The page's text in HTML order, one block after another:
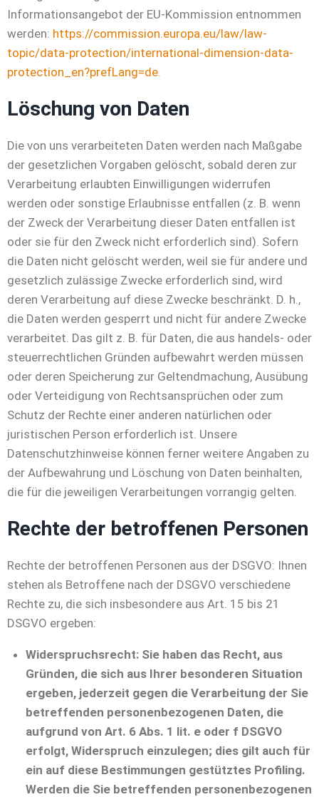
Informationsangebot der EU-Kommission entnommen
werden: https://commission.europa.eu/law/law-
topic/data-protection/international-dimension-data-
protection_en?prefLang=de.
Löschung von Daten
Die von uns verarbeiteten Daten werden nach Maßgabe
der gesetzlichen Vorgaben gelöscht, sobald deren zur
Verarbeitung erlaubten Einwilligungen widerrufen
werden oder sonstige Erlaubnisse entfallen (z. B. wenn
der Zweck der Verarbeitung dieser Daten entfallen ist
oder sie für den Zweck nicht erforderlich sind). Sofern
die Daten nicht gelöscht werden, weil sie für andere und
gesetzlich zulässige Zwecke erforderlich sind, wird
deren Verarbeitung auf diese Zwecke beschränkt. D. h.,
die Daten werden gesperrt und nicht für andere Zwecke
verarbeitet. Das gilt z. B. für Daten, die aus handels- oder
steuerrechtlichen Gründen aufbewahrt werden müssen
oder deren Speicherung zur Geltendmachung, Ausübung
oder Verteidigung von Rechtsansprüchen oder zum
Schutz der Rechte einer anderen natürlichen oder
juristischen Person erforderlich ist. Unsere
Datenschutzhinweise können ferner weitere Angaben zu
der Aufbewahrung und Löschung von Daten beinhalten,
die für die jeweiligen Verarbeitungen vorrangig gelten.
Rechte der betroffenen Personen
Rechte der betroffenen Personen aus der DSGVO: Ihnen
stehen als Betroffene nach der DSGVO verschiedene
Rechte zu, die sich insbesondere aus Art. 15 bis 21
DSGVO ergeben:
Widerspruchsrecht: Sie haben das Recht, aus
Gründen, die sich aus Ihrer besonderen Situation
ergeben, jederzeit gegen die Verarbeitung der Sie
betreffenden personenbezogenen Daten, die
aufgrund von Art. 6 Abs. 1 lit. e oder f DSGVO
erfolgt, Widerspruch einzulegen; dies gilt auch für
ein auf diese Bestimmungen gestütztes Profiling.
Werden die Sie betreffenden personenbezogenen